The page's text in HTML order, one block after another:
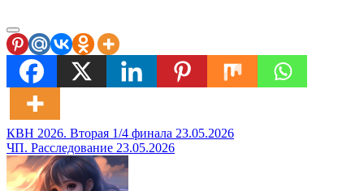
Навигация
по
записям
КВН 2026. Вторая 1/4 финала 23.05.2026
ЧП. Расследование 23.05.2026